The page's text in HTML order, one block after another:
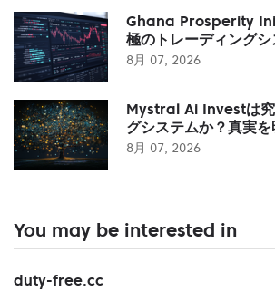
Ghana Prosperity
極のトレーディング
8月 07, 2026
Mystral Ai Investは
グシステムか？真実を
8月 07, 2026
You may be interested in
duty-free.cc